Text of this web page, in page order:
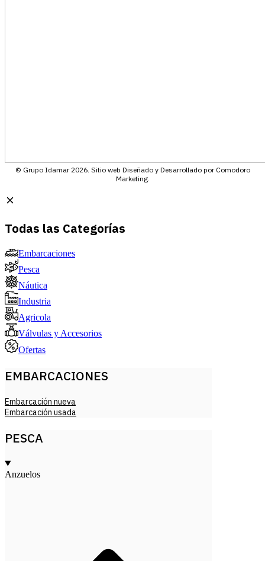
© Grupo Idamar 2026. Sitio web Diseñado y Desarrollado por Comodoro
Marketing.
Todas las Categorías
Embarcaciones
Pesca
Náutica
Industria
Agricola
Válvulas y Accesorios
Ofertas
EMBARCACIONES
Embarcación nueva
Embarcación usada
PESCA
Anzuelos